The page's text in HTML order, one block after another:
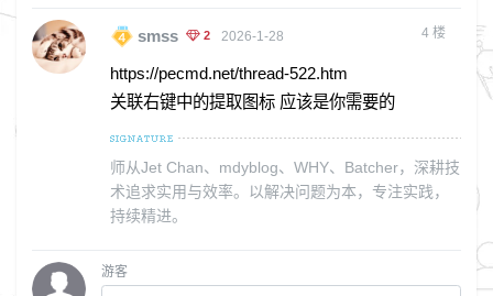
smss 2 2026-1-28 4 楼
https://pecmd.net/thread-522.htm
关联右键中的提取图标 应该是你需要的
师从Jet Chan、mdyblog、WHY、Batcher，深耕技
术追求实用与效率。以解决问题为本，专注实践，
持续精进。
游客